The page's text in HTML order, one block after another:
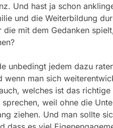
Und hast ja schon
und die Weiterbildung
mit dem Gedanken
unbedingt jedem dazu
wenn man sich
welches ist das
weil ohne die
ziehen. Und man sollte